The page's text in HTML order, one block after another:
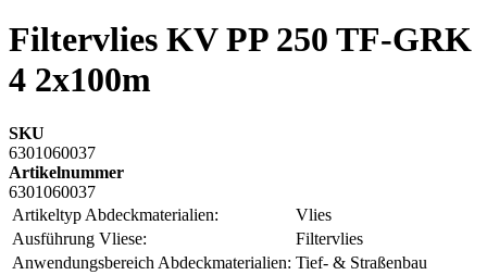
Filtervlies KV PP 250 TF-GRK
4 2x100m
SKU
6301060037
Artikelnummer
6301060037
Artikeltyp Abdeckmaterialien:
Vlies
Ausführung Vliese:
Filtervlies
Anwendungsbereich Abdeckmaterialien: Tief- & Straßenbau